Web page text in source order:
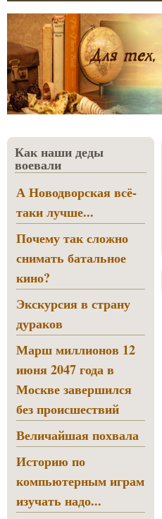
Как наши деды
воевали
А Новодворская всё-
таки лучше...
Почему так сложно
снимать батальное
кино?
Экскурсия в страну
дураков
Марш миллионов 12
июня 2047 года в
Москве завершился
без происшествий
Величайшая похвала
Историю по
компьютерным играм
изучать надо...